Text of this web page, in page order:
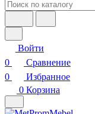
Войти
0
Сравнение
0
Избранное
0 Корзина